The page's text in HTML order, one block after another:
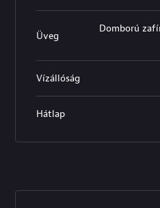
Üveg
Domború
Vízállóság
Hátlap